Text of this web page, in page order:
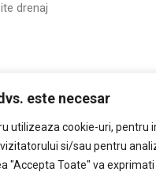
este necesar
utilizeaza cookie-uri, pentru
si/sau pentru
"Accepta Toate" va
drenaj
Copyright © 2026 Geocons